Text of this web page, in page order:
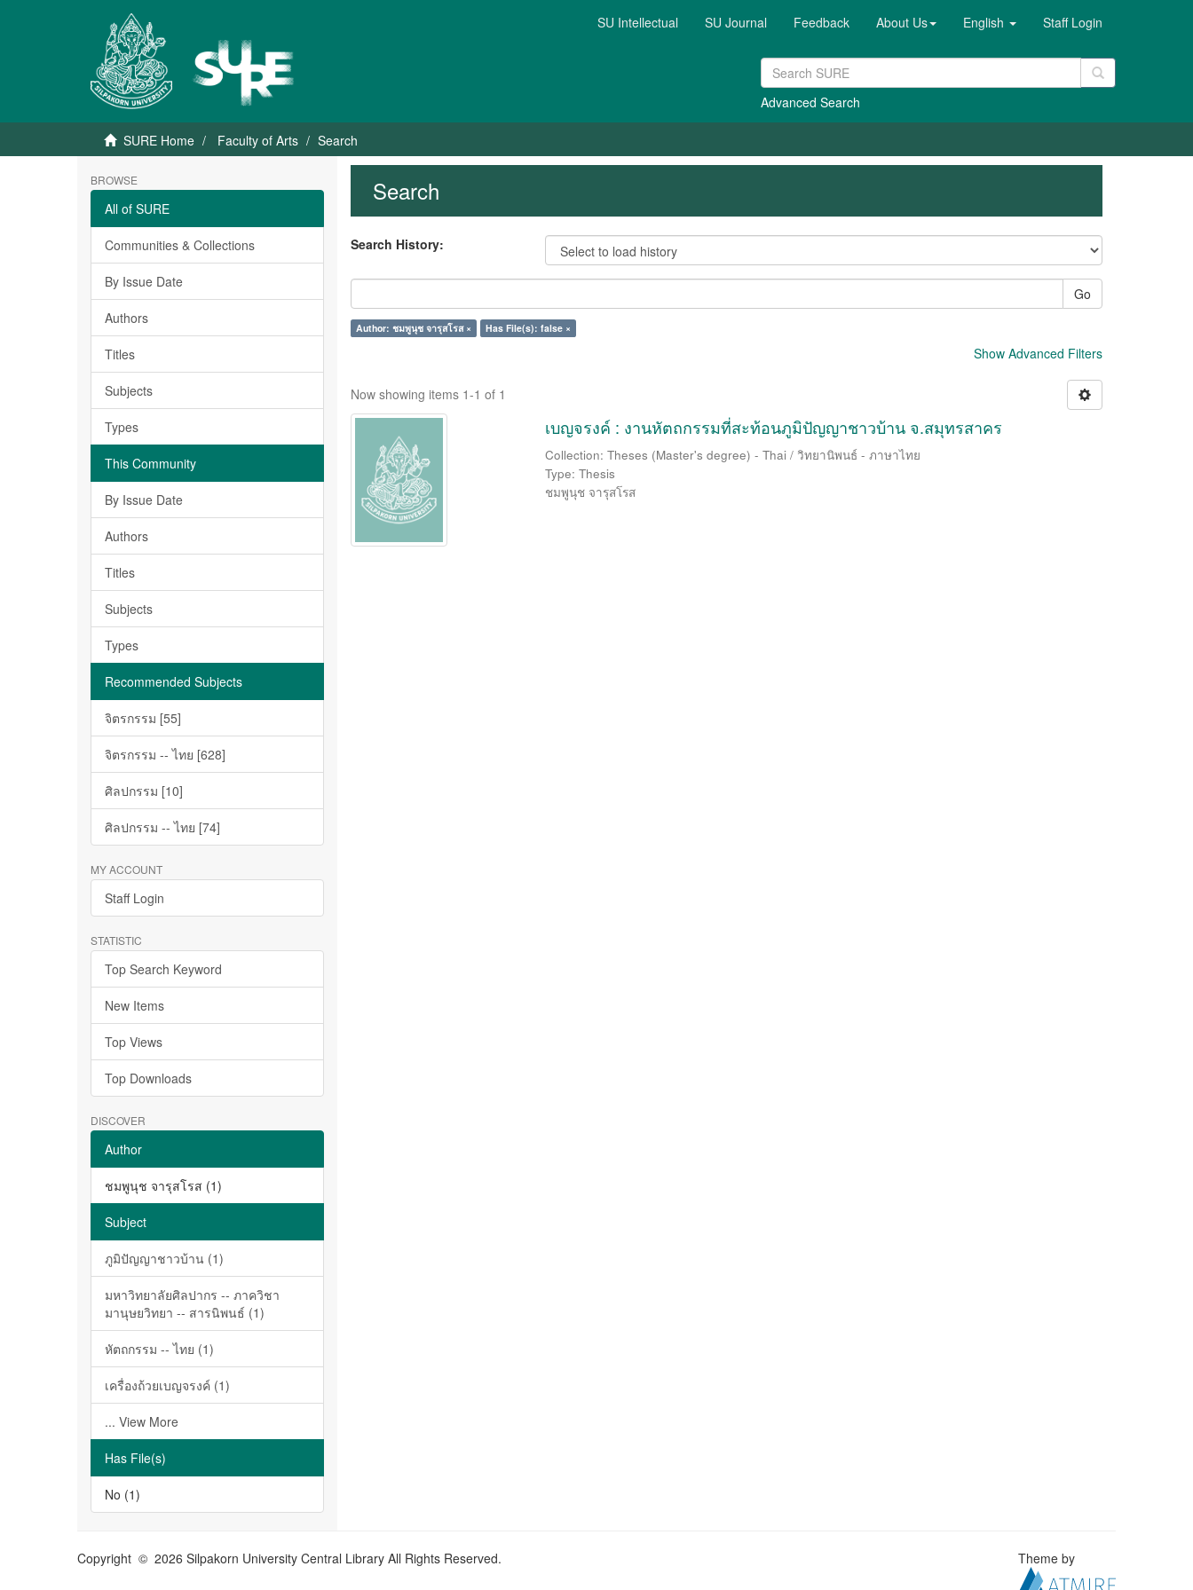
SU Intellectual SU Journal Feedback About Us English Staff Login
Advanced Search
SURE Home Faculty of Arts Search
BROWSE
All of SURE
Communities & Collections
By Issue Date
Authors
Titles
Subjects
Types
This Community
By Issue Date
Authors
Titles
Subjects
Types
Recommended Subjects
จิตรกรรม [55]
จิตรกรรม -- ไทย [628]
ศิลปกรรม [10]
ศิลปกรรม -- ไทย [74]
MY ACCOUNT
Staff Login
STATISTIC
Top Search Keyword
New Items
Top Views
Top Downloads
DISCOVER
Author
ชมพูนุช จารุสโรส (1)
Subject
ภูมิปัญญาชาวบ้าน (1)
มหาวิทยาลัยศิลปากร -- ภาควิชา
มานุษยวิทยา -- สารนิพนธ์ (1)
หัตถกรรม -- ไทย (1)
เครื่องถ้วยเบญจรงค์ (1)
... View More
Has File(s)
No (1)
Search
Search History:
Go
Author: ชมพูนุช จารุสโรส × Has File(s): false ×
Show Advanced Filters
Now showing items 1-1 of 1
เบญจรงค์ : งานหัตถกรรมที่สะท้อนภูมิปัญญาชาวบ้าน จ.สมุทรสาคร
Collection: Theses (Master's degree) - Thai / วิทยานิพนธ์ - ภาษาไทย
Type: Thesis
ชมพูนุช จารุสโรส
Copyright © 2026 Silpakorn University Central Library All Rights Reserved. Theme by